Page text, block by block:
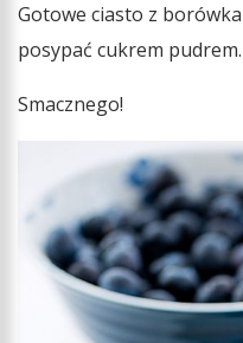
Gotowe ciasto z
posypać cukrem pudrem.
Smacznego!